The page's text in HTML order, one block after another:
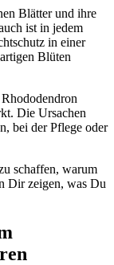
Blätter und ihre
ist in jedem
in einer
Blüten
Die Ursachen
bei der Pflege oder
schaffen, warum
Dir zeigen, was Du